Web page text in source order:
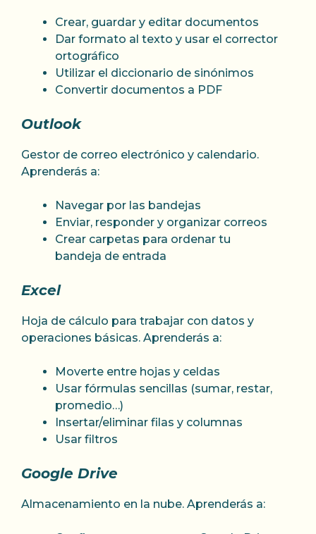
Crear, guardar y editar documentos
Dar formato al texto y usar el corrector
ortográfico
Utilizar el diccionario de sinónimos
Convertir documentos a PDF
Outlook
Gestor de correo electrónico y calendario.
Aprenderás a:
Navegar por las bandejas
Enviar, responder y organizar correos
Crear carpetas para ordenar tu
bandeja de entrada
Excel
Hoja de cálculo para trabajar con datos y
operaciones básicas. Aprenderás a:
Moverte entre hojas y celdas
Usar fórmulas sencillas (sumar, restar,
promedio…)
Insertar/eliminar filas y columnas
Usar filtros
Google Drive
Almacenamiento en la nube. Aprenderás a: